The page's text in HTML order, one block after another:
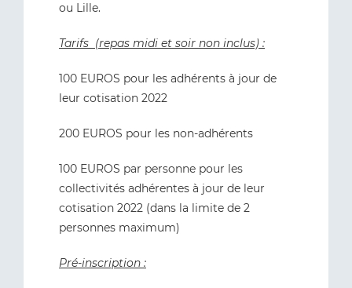
ou Lille.
Tarifs (repas midi et soir non inclus) :
100 EUROS pour les adhérents à jour de
leur cotisation 2022
200 EUROS pour les non-adhérents
100 EUROS par personne pour les
collectivités adhérentes à jour de leur
cotisation 2022 (dans la limite de 2
personnes maximum)
Pré-inscription :